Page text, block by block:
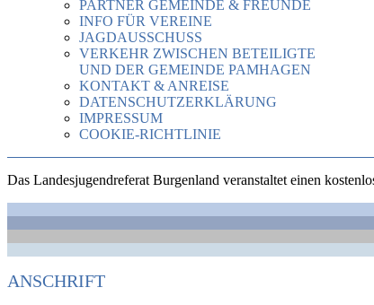
PARTNER GEMEINDE & FREUNDE
INFO FÜR VEREINE
JAGDAUSSCHUSS
VERKEHR ZWISCHEN BETEILIGTE
UND DER GEMEINDE PAMHAGEN
KONTAKT & ANREISE
DATENSCHUTZERKLÄRUNG
IMPRESSUM
COOKIE-RICHTLINIE
Das Landesjugendreferat Burgenland veranstaltet einen
ANSCHRIFT